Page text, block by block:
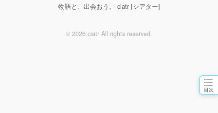
目次
物語と、出会おう。 ciatr [シアター]
© 2026 ciatr All rights reserved.